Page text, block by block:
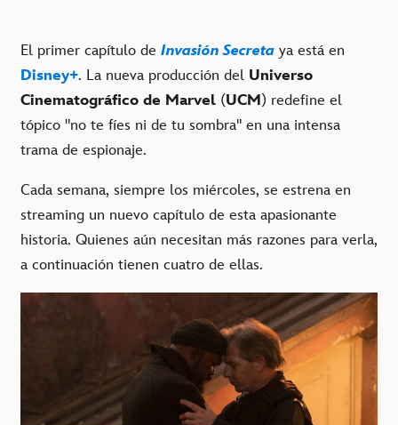
El primer capítulo de Invasión Secreta ya está en
Disney+. La nueva producción del Universo
Cinematográfico de Marvel (UCM) redefine el
tópico "no te fíes ni de tu sombra" en una intensa
trama de espionaje.
Cada semana, siempre los miércoles, se estrena en
streaming un nuevo capítulo de esta apasionante
historia. Quienes aún necesitan más razones para verla,
a continuación tienen cuatro de ellas.